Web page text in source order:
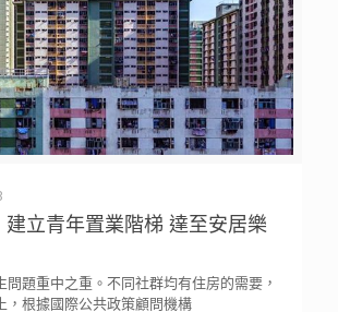
建立青年置業階梯 達至安居樂
問題重中之重。不同社群均有住房的需要，
，根據國際公共政策顧問機構